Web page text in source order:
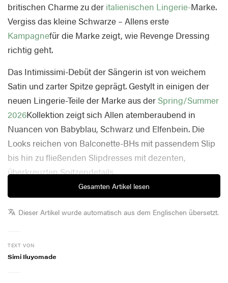
britischen Charme zu der italienischen Lingerie-Marke.
Vergiss das kleine Schwarze – Allens erste
Kampagnefür die Marke zeigt, wie Revenge Dressing
richtig geht.
Das Intimissimi-Debüt der Sängerin ist von weichem
Satin und zarter Spitze geprägt. Gestylt in einigen der
neuen Lingerie-Teile der Marke aus der Spring/Summer
2026Kollektion zeigt sich Allen atemberaubend in
Nuancen von Babyblau, Schwarz und Elfenbein. Die
Looks reichen von Balconette-BHs mit passendem Slip
bis hin zu fließenden Slipdresses mit dezenten,
überkreuzten Spitzendetails.
In einer Pressemitteilung teilte Allen ihre Freude über
die Zusammenarbeit mit der Marke: „Ich war schon
es ist ein fester Bestandteil der italienischen Mode, und
Gesamten Artikel lesen
Dieser Artikel wurde automatisch aus dem Englischen übersetzt.
TEXT VON
Simi Iluyomade